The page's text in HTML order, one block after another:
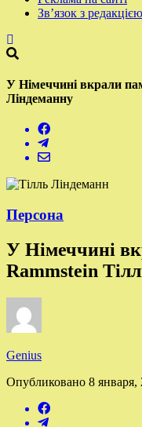
Зв’язок з редакцією
У Німеччині вкрали
Ліндеманну
Персона
У Німеччині
Rammstein
Genius
Опубликовано 8 января,